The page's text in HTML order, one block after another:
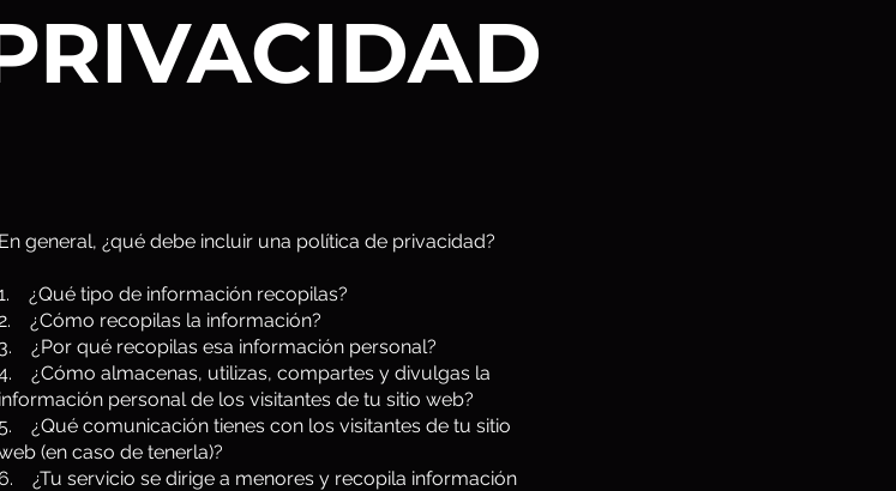
En general, ¿qué debe incluir una política de privacidad?
¿Qué tipo de información recopilas?
¿Cómo recopilas la información?
3. ¿Por qué recopilas esa información personal?
¿Cómo almacenas, utilizas, compartes y divulgas la
información personal de los visitantes de tu sitio web?
5. ¿Qué comunicación tienes con los visitantes de tu sitio
(en caso de tenerla)?
¿Tu servicio se dirige a menores y recopila información